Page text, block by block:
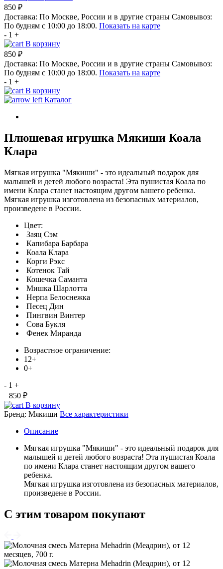
850 ₽
Доставка: По Москве, России и в другие страны Самовывоз:
По будням с 10:00 до 18:00. Показать на карте
- 1 +
В корзину
850 ₽
Доставка: По Москве, России и в другие страны Самовывоз:
По будням с 10:00 до 18:00. Показать на карте
- 1 +
В корзину
Каталог
Плюшевая игрушка Мякиши Коала
Клара
Мягкая игрушка "Мякиши" - это идеальный подарок для
малышей и детей любого возраста! Эта пушистая Коала по
имени Клара станет настоящим другом вашего ребенка.
Мягкая игрушка изготовлена из безопасных материалов,
произведене в России.
Цвет:
Заяц Сэм
Капибара Барбара
Коала Клара
Корги Рэкс
Котенок Тай
Кошечка Саманта
Мишка Шарлотта
Нерпа Белоснежка
Песец Дин
Пингвин Винтер
Сова Букля
Фенек Миранда
Возрастное ограничение:
12+
0+
- 1 +
850 ₽
В корзину
Бренд: Мякиши Все характеристики
Описание
Мягкая игрушка "Мякиши" - это идеальный подарок для
малышей и детей любого возраста! Эта пушистая Коала
по имени Клара станет настоящим другом вашего
ребенка.
Мягкая игрушка изготовлена из безопасных материалов,
произведене в России.
С этим товаром покупают